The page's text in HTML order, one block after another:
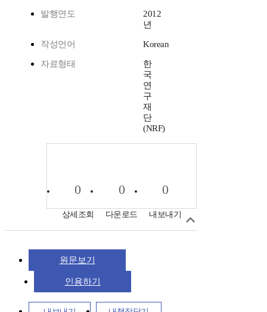
발행연도
2012
년
작성언어 Korean
자료형태
한
국
연
구
재
단
(NRF)
0
상세조회
0
다운로드
0
내보내기
원문보기
인용하기